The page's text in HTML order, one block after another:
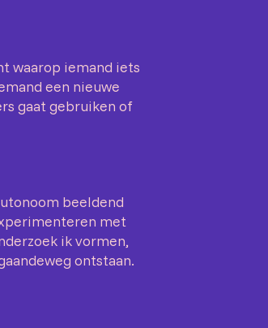
waarop iemand iets
een nieuwe
gaat gebruiken of
beeldend
met
ik vormen,
ontstaan.